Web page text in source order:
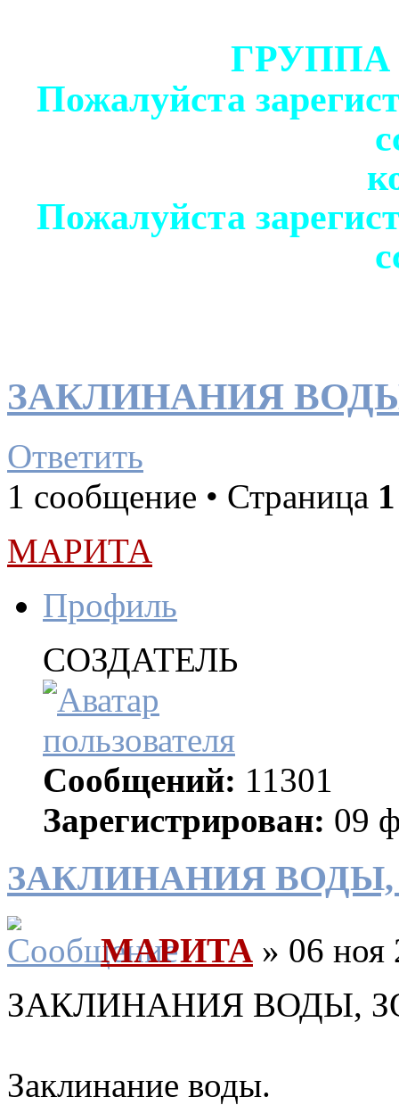
Пожалуйста
Пожалуйста
ЗАКЛИНАНИЯ
Ответить
1 сообщение • Страница 1
МАРИТА
Профиль
СОЗДАТЕЛЬ
Сообщений: 11301
Зарегистрирован: 09
ЗАКЛИНАНИЯ
МАРИТА » 06 ноя
ЗАКЛИНАНИЯ ВОДЫ,
Заклинание воды.